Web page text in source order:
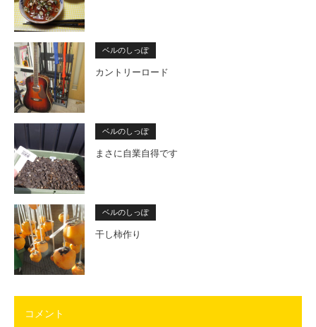
ベルのしっぽ
カントリーロード
ベルのしっぽ
まさに自業自得です
ベルのしっぽ
干し柿作り
コメント